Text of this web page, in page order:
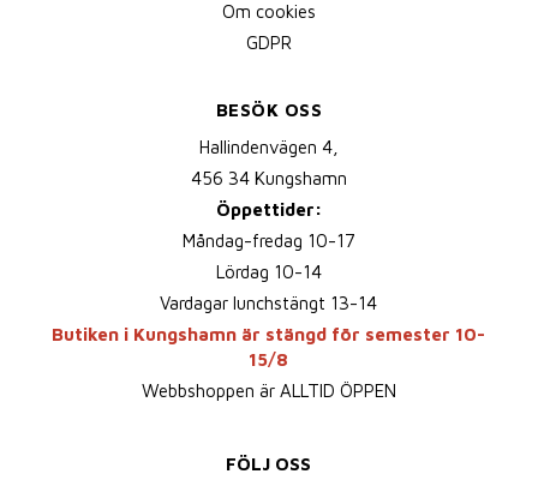
Om cookies
GDPR
BESÖK OSS
Hallindenvägen 4,
456 34 Kungshamn
Öppettider:
Måndag-fredag 10-17
Lördag 10-14
Vardagar lunchstängt 13-14
Butiken i Kungshamn är stängd för semester 10-
15/8
Webbshoppen är ALLTID ÖPPEN
FÖLJ OSS